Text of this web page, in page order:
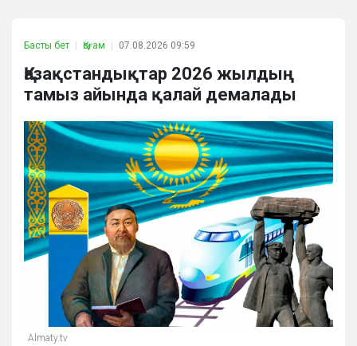
Басты бет Қоғам 07.08.2026 09:59
Қазақстандықтар 2026 жылдың
тамыз айында қалай демалады
Almaty.tv